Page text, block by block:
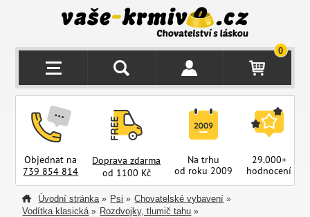
0
Objednat na
739 854 814
Doprava zdarma
od 1100 Kč
Na trhu
od roku 2009
29.000+
hodnocení
Úvodní stránka » Psi » Chovatelské vybavení »
Vodítka klasická » Rozdvojky, tlumič tahu »